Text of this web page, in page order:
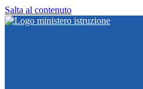
Salta al contenuto